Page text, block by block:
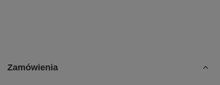
Zamówienia